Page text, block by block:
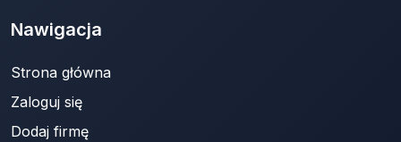
Nawigacja
Strona główna
Zaloguj się
Dodaj firmę